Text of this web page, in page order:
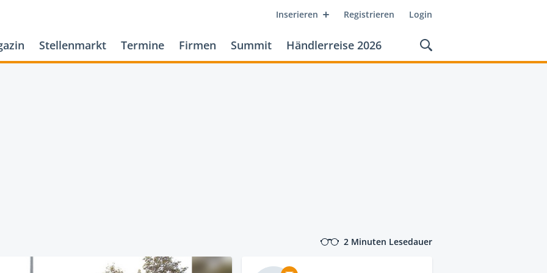
Inserieren Registrieren Login
Stellenmarkt Termine Firmen Summit Händlerreise 2026
2 Minuten Lesedauer